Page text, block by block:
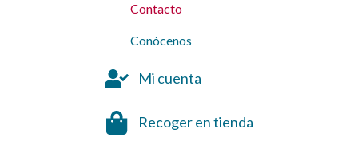
Contacto
Conócenos
Mi cuenta
Recoger en tienda